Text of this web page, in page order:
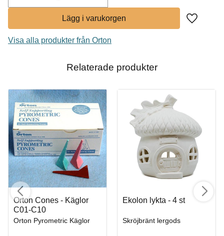
Lägg till
Visa alla produkter från Orton
Relaterade produkter
Orton Cones - Käglor
C01-C10
Orton Pyrometric Käglor
Ekolon lykta - 4 st
Skröjbränt lergods